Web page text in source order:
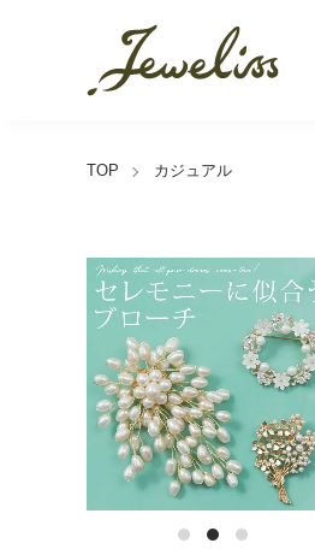
TOP カジュアル